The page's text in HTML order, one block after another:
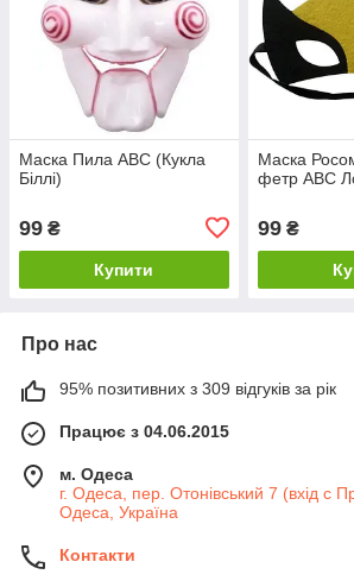
Маска Пила ABC (Кукла
Біллі)
99 ₴
Купити
Маска
фетр ABC
99₴
Про нас
95% позитивних з 309 відгуків за рік
Працює з 04.06.2015
м. Одеса
г. Одеса, пер. Отонівський 7 (вхід с
Одеса, Україна
Контакти